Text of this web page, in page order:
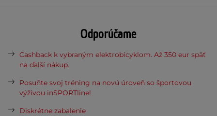
Odporúčame
Cashback k vybraným elektrobicyklom. Až 350 eur späť
na ďalší nákup.
Posuňte svoj tréning na novú úroveň so športovou
výživou inSPORTline!
Diskrétne zabalenie